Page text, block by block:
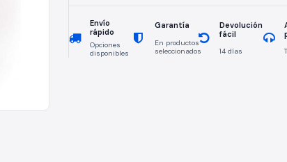
Envío
rápido
Opciones
disponibles
Garantía
En productos
seleccionados
Devolución
fácil
14 días